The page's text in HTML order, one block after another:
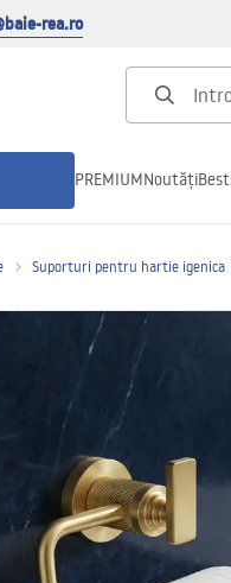
rea.ro
PREMIUMNoutăți
Suporturi pentru hartie igenica